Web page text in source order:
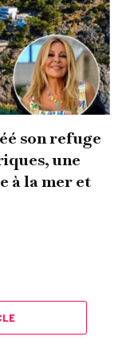
son refuge
une
à la mer et